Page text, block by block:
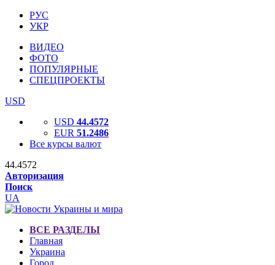
РУС
УКР
ВИДЕО
ФОТО
ПОПУЛЯРНЫЕ
СПЕЦПРОЕКТЫ
USD
USD 44.4572
EUR 51.2486
Все курсы валют
44.4572
Авторизация
Поиск
UA
ВСЕ РАЗДЕЛЫ
Главная
Украина
Город